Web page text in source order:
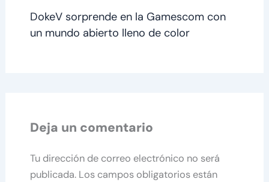
DokeV sorprende en la Gamescom con
un mundo abierto lleno de color
Deja un comentario
Tu dirección de correo electrónico no será
publicada. Los campos obligatorios están